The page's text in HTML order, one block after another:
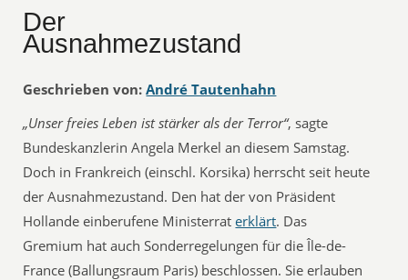
Der
Ausnahmezustand
Geschrieben von: André Tautenhahn
„Unser freies Leben ist stärker als der Terror“, sagte
Bundeskanzlerin Angela Merkel an diesem Samstag.
Doch in Frankreich (einschl. Korsika) herrscht seit heute
der Ausnahmezustand. Den hat der von Präsident
Hollande einberufene Ministerraterklärt. Das
Gremium hat auch Sonderregelungen für die Île-de-
France (Ballungsraum Paris) beschlossen. Sie erlauben